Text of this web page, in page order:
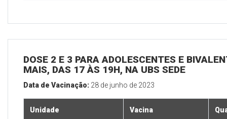
DOSE 2 E 3 PARA ADOLESCENTES E
MAIS, DAS 17 ÀS 19H, NA UBS SEDE
Data de Vacinação: 28 de junho de 2023
Unidade Vacina